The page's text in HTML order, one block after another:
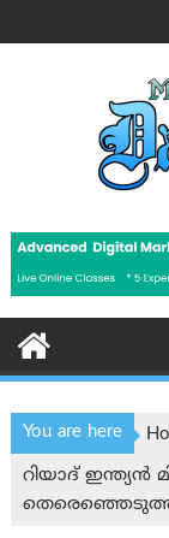
to
You are here
റിയാദ് ഇന്ത്യൻ